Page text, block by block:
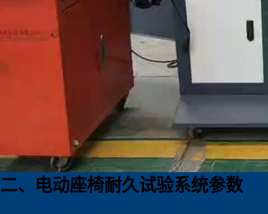
二、电动座椅耐久试验系统参数